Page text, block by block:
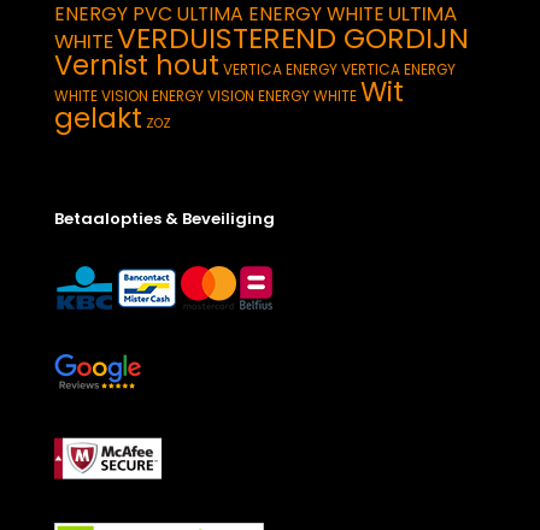
ENERGY PVC ULTIMA ENERGY WHITE ULTIMA
WHITEVERDUISTEREND GORDIJN
Vernist hout VERTICA ENERGYVERTICA ENERGY
WHITEVISION ENERGYVISION ENERGY WHITEWit
gelakt ZOZ
Betaalopties & Beveiliging